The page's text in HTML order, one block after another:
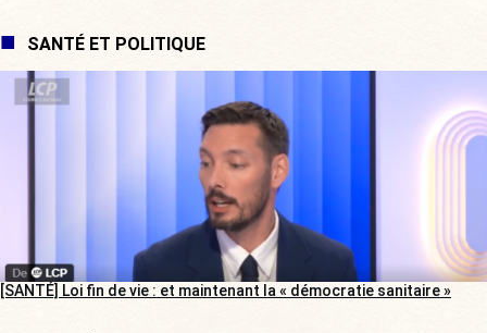
SANTÉ ET POLITIQUE
[SANTÉ] Loi fin de vie : et maintenant la « démocratie sanitaire »